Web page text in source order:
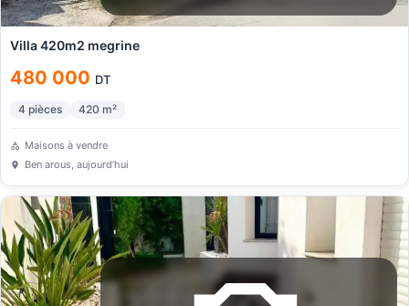
Villa 420m2 megrine
480 000 DT
4 pièces 420 m²
Maisons à vendre
Ben arous, aujourd’hui